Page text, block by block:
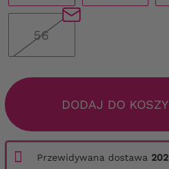
56
DODAJ DO
Przewidywana dostawa